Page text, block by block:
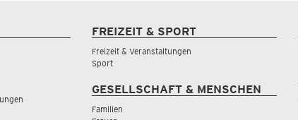
FREIZEIT & SPORT
Freizeit & Veranstaltungen
Sport
GESELLSCHAFT & MENSCHEN
Familien